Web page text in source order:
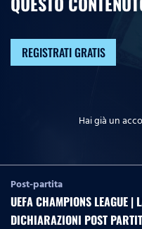
REGISTRATI GRATIS
Hai già un
Post-partita
UEFA CHAMPIONS LEAGUE |
DICHIARAZIONI POST